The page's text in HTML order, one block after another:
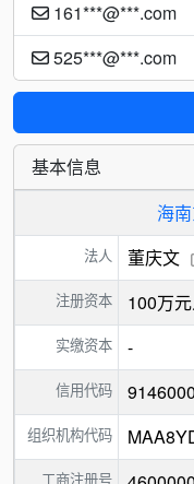
161***@***.com
525***@***.com
基本信息
海
法人 董庆文
注册资本 100万
实缴资本 -
信用代码
组织机构代码
工商注册号